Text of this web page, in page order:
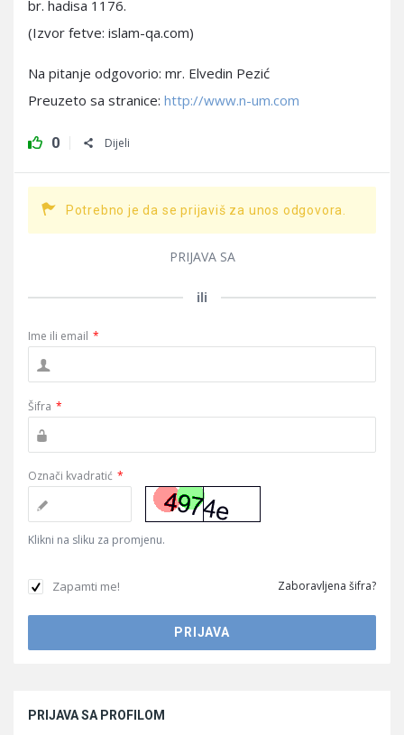
br. hadisa 1176.
(Izvor fetve: islam-qa.com)
Na pitanje odgovorio: mr. Elvedin Pezić
Preuzeto sa stranice: http://www.n-um.com
0 Dijeli
Potrebno je da se prijaviš za unos odgovora.
PRIJAVA SA
ili
Ime ili email *
Šifra *
Označi kvadratić *
Klikni na sliku za promjenu.
Zapamti me! Zaboravljena šifra?
PRIJAVA SA PROFILOM